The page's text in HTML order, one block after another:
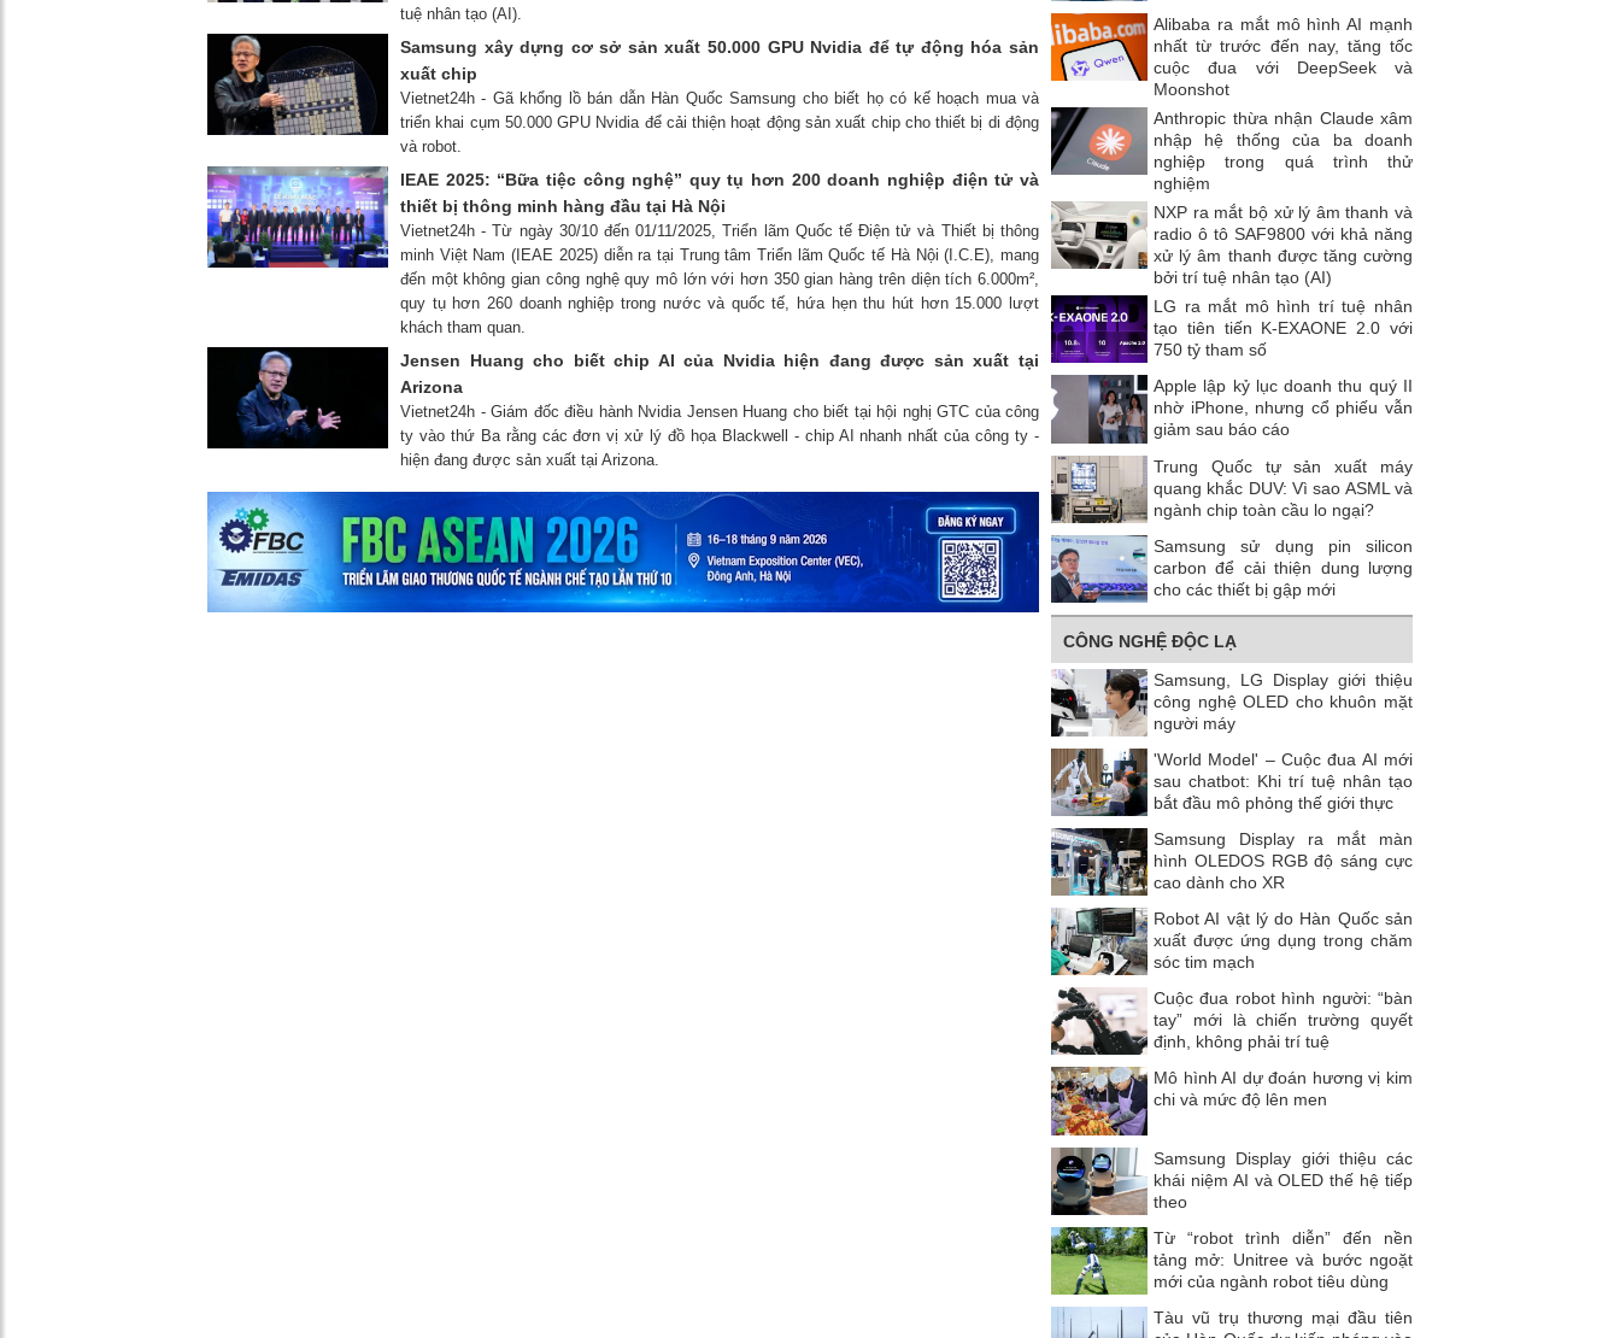
tuệ nhân tạo (AI).
Samsung xây dựng cơ sở sản xuất 50.000 GPU Nvidia để tự động hóa sản
xuất chip
Vietnet24h - Gã khổng lồ bán dẫn Hàn Quốc Samsung cho biết họ có kế hoạch mua và
triển khai cụm 50.000 GPU Nvidia để cải thiện hoạt động sản xuất chip cho thiết bị di động
và robot.
IEAE 2025: “Bữa tiệc công nghệ” quy tụ hơn 200 doanh nghiệp điện tử và
thiết bị thông minh hàng đầu tại Hà Nội
Vietnet24h - Từ ngày 30/10 đến 01/11/2025, Triển lãm Quốc tế Điện tử và Thiết bị thông
minh Việt Nam (IEAE 2025) diễn ra tại Trung tâm Triển lãm Quốc tế Hà Nội (I.C.E), mang
đến một không gian công nghệ quy mô lớn với hơn 350 gian hàng trên diện tích 6.000m²,
quy tụ hơn 260 doanh nghiệp trong nước và quốc tế, hứa hẹn thu hút hơn 15.000 lượt
khách tham quan.
Jensen Huang cho biết chip AI của Nvidia hiện đang được sản xuất tại
Arizona
Vietnet24h - Giám đốc điều hành Nvidia Jensen Huang cho biết tại hội nghị GTC của công
ty vào thứ Ba rằng các đơn vị xử lý đồ họa Blackwell - chip AI nhanh nhất của công ty -
hiện đang được sản xuất tại Arizona.
Alibaba ra mắt mô hình AI mạnh
nhất từ trước đến nay, tăng tốc
cuộc đua với DeepSeek và
Moonshot
Anthropic thừa nhận Claude xâm
nhập hệ thống của ba doanh
nghiệp trong quá trình thử
nghiệm
NXP ra mắt bộ xử lý âm thanh và
radio ô tô SAF9800 với khả năng
xử lý âm thanh được tăng cường
bởi trí tuệ nhân tạo (AI)
LG ra mắt mô hình trí tuệ nhân
tạo tiên tiến K-EXAONE 2.0 với
750 tỷ tham số
Apple lập kỷ lục doanh thu quý II
nhờ iPhone, nhưng cổ phiếu vẫn
giảm sau báo cáo
Trung Quốc tự sản xuất máy
quang khắc DUV: Vì sao ASML và
ngành chip toàn cầu lo ngại?
Samsung sử dụng pin silicon
carbon để cải thiện dung lượng
cho các thiết bị gập mới
CÔNG NGHỆ ĐỘC LẠ
Samsung, LG Display giới thiệu
công nghệ OLED cho khuôn mặt
người máy
'World Model' – Cuộc đua AI mới
sau chatbot: Khi trí tuệ nhân tạo
bắt đầu mô phỏng thế giới thực
Samsung Display ra mắt màn
hình OLEDOS RGB độ sáng cực
cao dành cho XR
Robot AI vật lý do Hàn Quốc sản
xuất được ứng dụng trong chăm
sóc tim mạch
Cuộc đua robot hình người: “bàn
tay” mới là chiến trường quyết
định, không phải trí tuệ
Mô hình AI dự đoán hương vị kim
chi và mức độ lên men
Samsung Display giới thiệu các
khái niệm AI và OLED thế hệ tiếp
theo
Từ “robot trình diễn” đến nền
tảng mở: Unitree và bước ngoặt
mới của ngành robot tiêu dùng
Tàu vũ trụ thương mại đầu tiên